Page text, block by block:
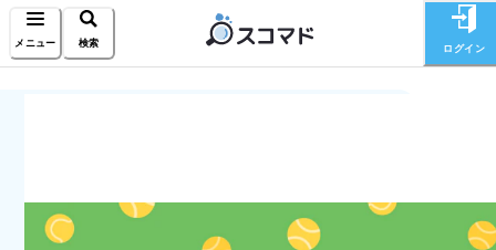
メニュー 検索 ログイン